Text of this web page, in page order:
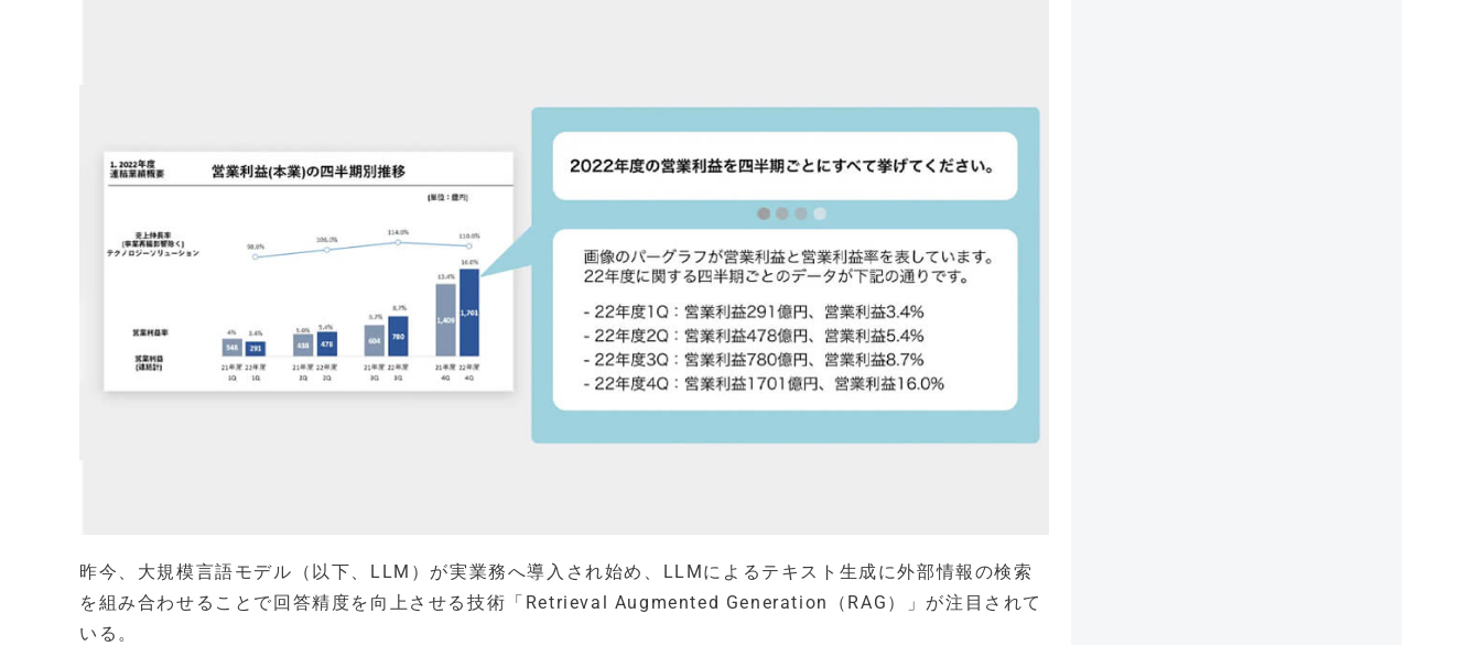
昨今、大規模言語モデル（以下、LLM）が実業務へ導入され始め、LLMによるテキスト生成に外部情報の検索
を組み合わせることで回答精度を向上させる技術「Retrieval Augmented Generation（RAG）」が注目されて
いる。